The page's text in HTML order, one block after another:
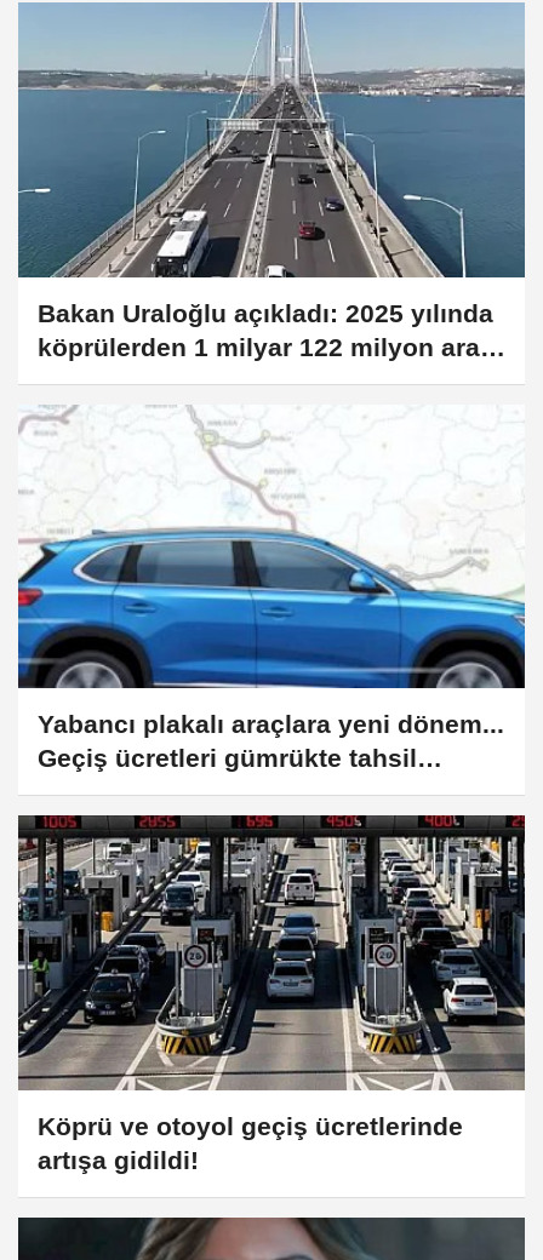
Bakan Uraloğlu açıkladı: 2025 yılında
köprülerden 1 milyar 122 milyon araç
geçti
Yabancı plakalı araçlara yeni dönem...
Geçiş ücretleri gümrükte tahsil
edilecek
Köprü ve otoyol geçiş ücretlerinde
artışa gidildi!